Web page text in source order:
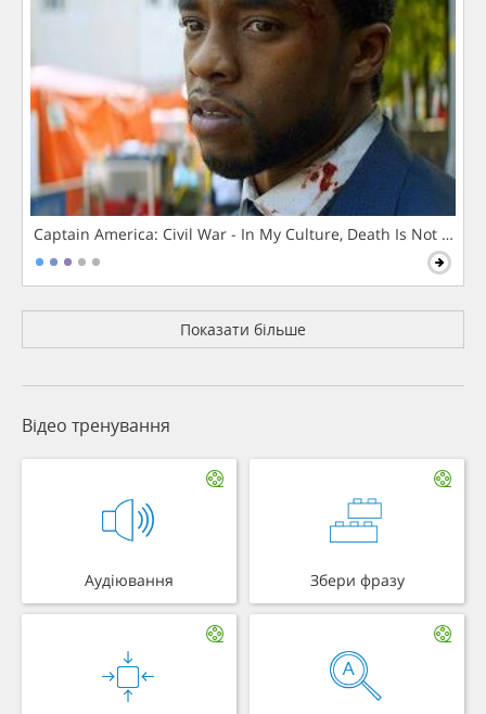
Captain America: Civil War - In My Culture, Death Is Not The
Показати більше
Відео тренування
Аудіювання Збери фразу